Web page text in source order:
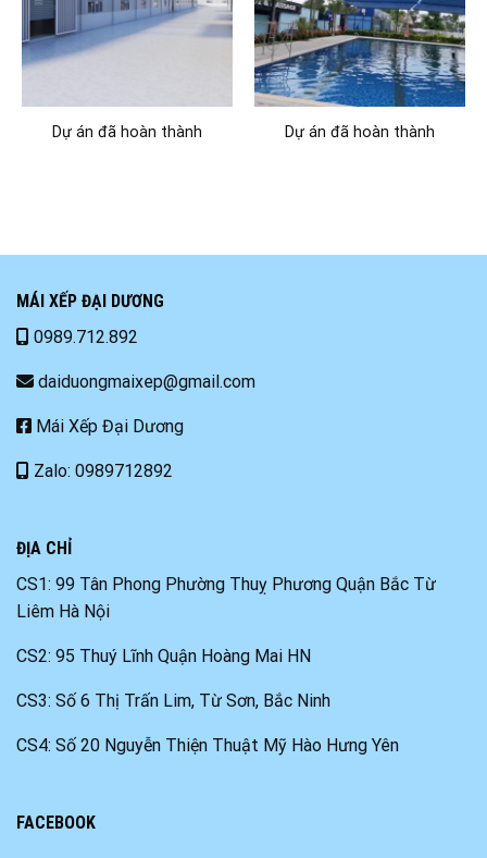
Dự án đã hoàn thành Dự án đã hoàn thành
MÁI XẾP ĐẠI DƯƠNG
0989.712.892
daiduongmaixep@gmail.com
Mái Xếp Đại Dương
Zalo: 0989712892
ĐỊA CHỈ
CS1: 99 Tân Phong Phường Thuỵ Phương Quận Bắc Từ
Liêm Hà Nội
CS2: 95 Thuý Lĩnh Quận Hoàng Mai HN
CS3: Số 6 Thị Trấn Lim, Từ Sơn, Bắc Ninh
CS4: Số 20 Nguyễn Thiện Thuật Mỹ Hào Hưng Yên
FACEBOOK